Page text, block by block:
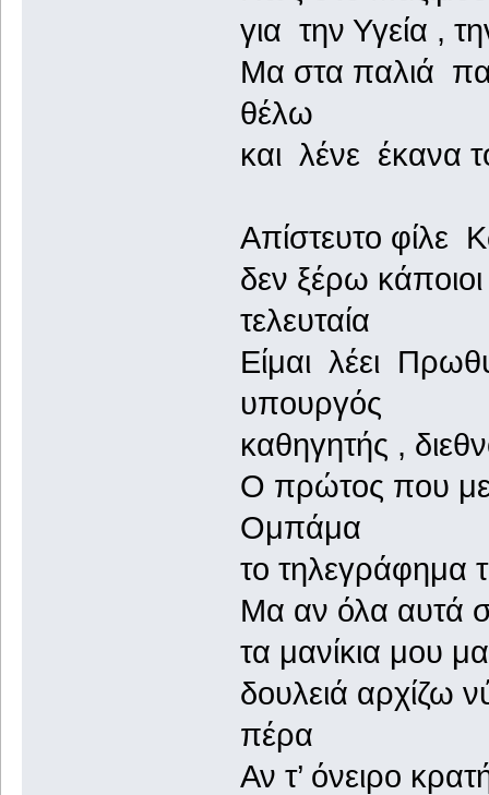
για την Υγεία ,
Μα στα παλιά
θέλω
και λένε έκανα
Απίστευτο φίλε
δεν ξέρω
τελευταία
Είμαι λέει
υπουργός
καθηγητής ,
Ο πρώτος που με
Ομπάμα
το τηλεγράφημα
Μα αν όλα αυτά
τα μανίκια μου
δουλειά αρχίζω
πέρα
Αν τ’ όνειρο